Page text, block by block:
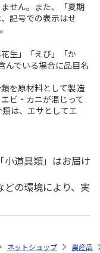
せん。また、「夏期
記号での表示はせ
生」「えび」「か
んでいる場合に品目名
を原材料として製造
ビ・カニが混じって
は、エサとしてエ
小道具類」はお届け
の環境により、実
す 香川県 【冷凍】
ネットショップ 農産品